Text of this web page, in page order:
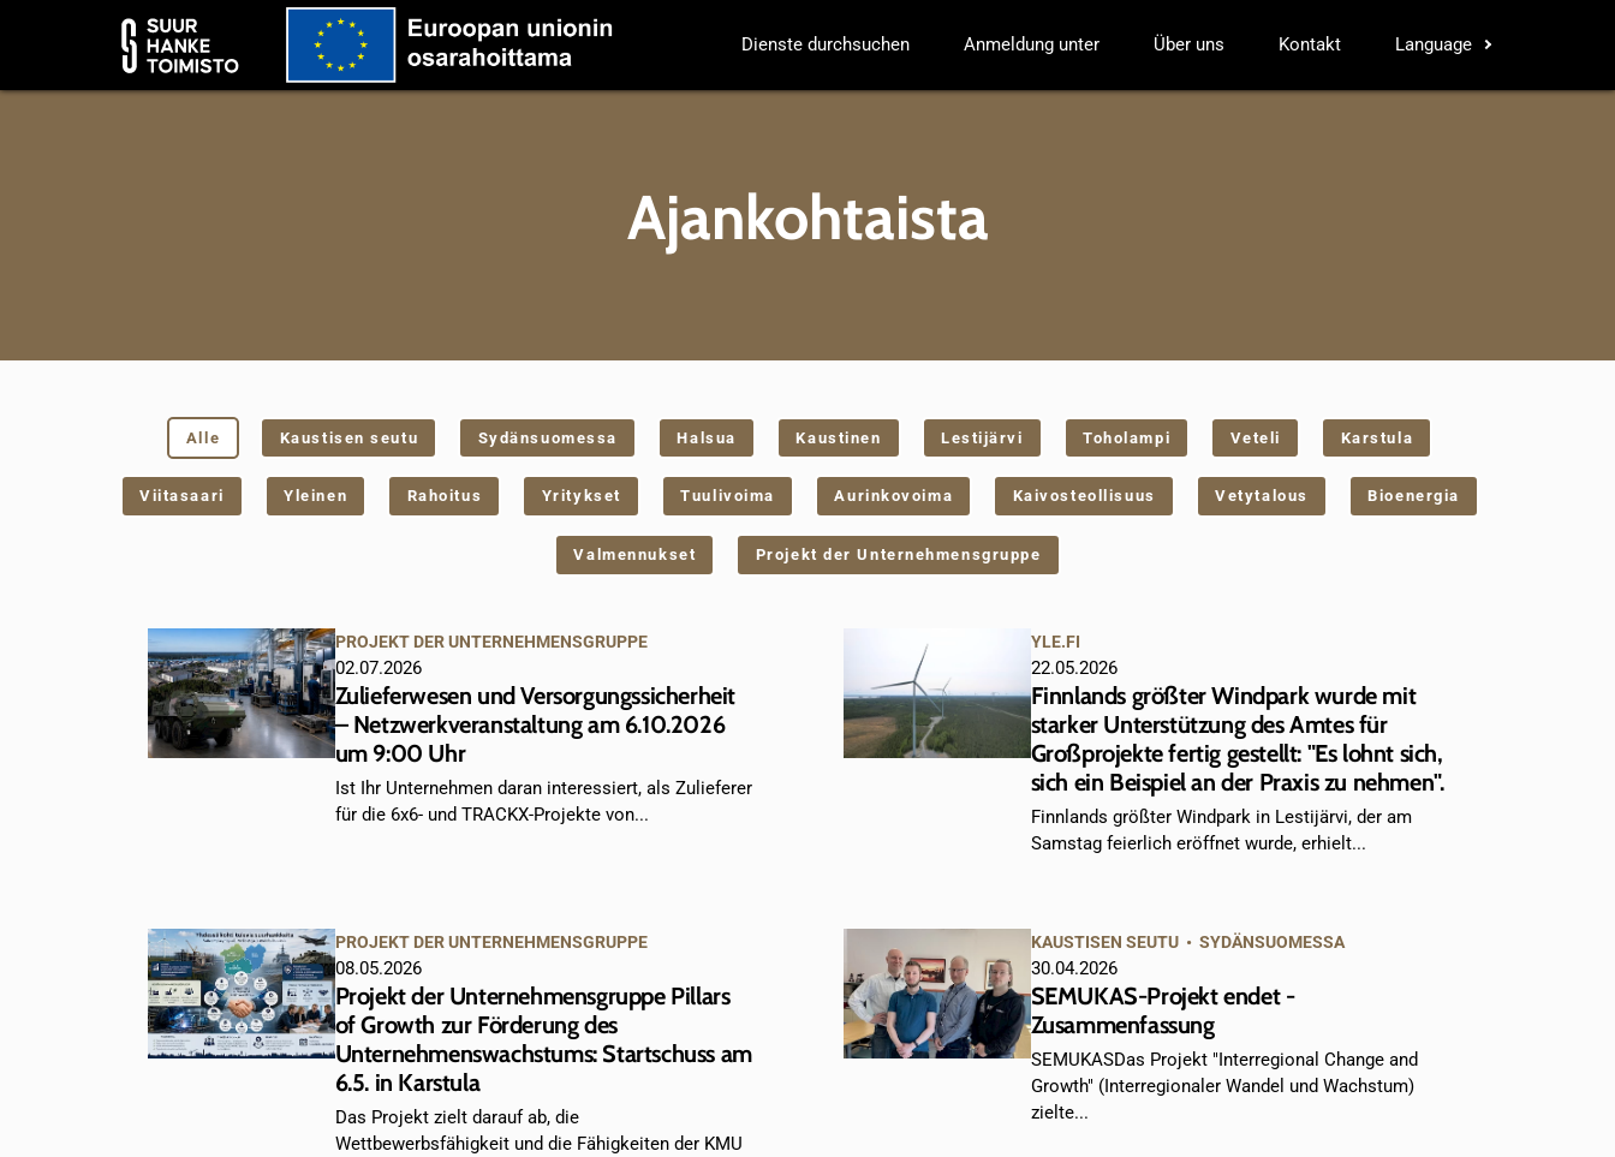
Dienste durchsuchen Anmeldung unter Über uns Kontakt Language
Ajankohtaista
Alle Kaustisen seutu Sydänsuomessa Halsua Kaustinen Lestijärvi Toholampi Veteli Karstula
Viitasaari Yleinen Rahoitus Yritykset Tuulivoima Aurinkovoima Kaivosteollisuus Vetytalous Bioenergia
Valmennukset Projekt der Unternehmensgruppe
PROJEKT DER UNTERNEHMENSGRUPPE
02.07.2026
Zulieferwesen und Versorgungssicherheit
– Netzwerkveranstaltung am 6.10.2026
um 9:00 Uhr
Ist Ihr Unternehmen daran interessiert, als Zulieferer
für die 6x6- und TRACKX-Projekte von...
YLE.FI
22.05.2026
Finnlands größter Windpark wurde mit
starker Unterstützung des Amtes für
Großprojekte fertig gestellt: "Es lohnt sich,
sich ein Beispiel an der Praxis zu nehmen".
Finnlands größter Windpark in Lestijärvi, der am
Samstag feierlich eröffnet wurde, erhielt...
PROJEKT DER UNTERNEHMENSGRUPPE
08.05.2026
Projekt der Unternehmensgruppe Pillars
of Growth zur Förderung des
Unternehmenswachstums: Startschuss am
6.5. in Karstula
Das Projekt zielt darauf ab, die
Wettbewerbsfähigkeit und die Fähigkeiten der KMU
KAUSTISEN SEUTU• SYDÄNSUOMESSA
30.04.2026
SEMUKAS-Projekt endet -
Zusammenfassung
SEMUKASDas Projekt "Interregional Change and
Growth" (Interregionaler Wandel und Wachstum)
zielte...